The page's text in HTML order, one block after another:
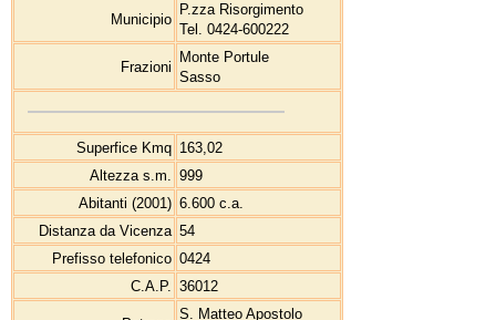
Municipio
P.zza Risorgimento
Tel. 0424-600222
Frazioni
Monte Portule
Sasso
Superfice Kmq 163,02
Altezza s.m. 999
Abitanti (2001) 6.600 c.a.
Distanza da Vicenza 54
Prefisso telefonico 0424
C.A.P. 36012
S. Matteo Apostolo